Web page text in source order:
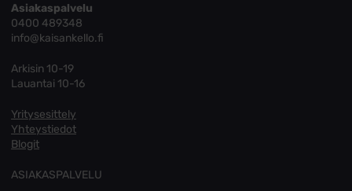
Asiakaspalvelu
0400 489348
info@kaisankello.fi
Arkisin 10-19
Lauantai 10-16
Yritysesittely
Yhteystiedot
Blogit
ASIAKASPALVELU